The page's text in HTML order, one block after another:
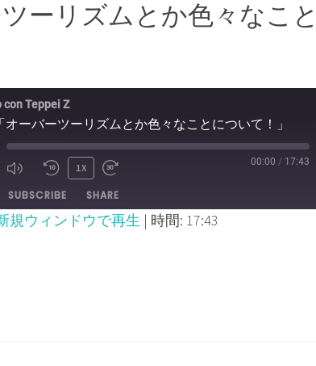
ーリズムとか色々なこと
con Teppei Z
ーバーツーリズムとか色々なことについて！」
MUTE/UNMUTE
EPISODE
REWIND
10
1X
FORWARD
00:00 / 17:43
SUBSCRIBE SHARE
規ウィンドウで再生 | 時間: 17:43